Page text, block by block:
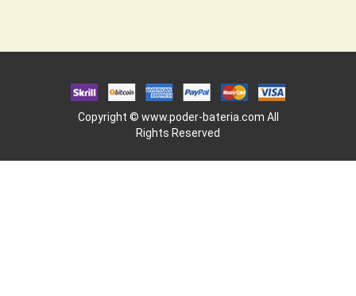
Copyright © www.poder-bateria.com All
Rights Reserved